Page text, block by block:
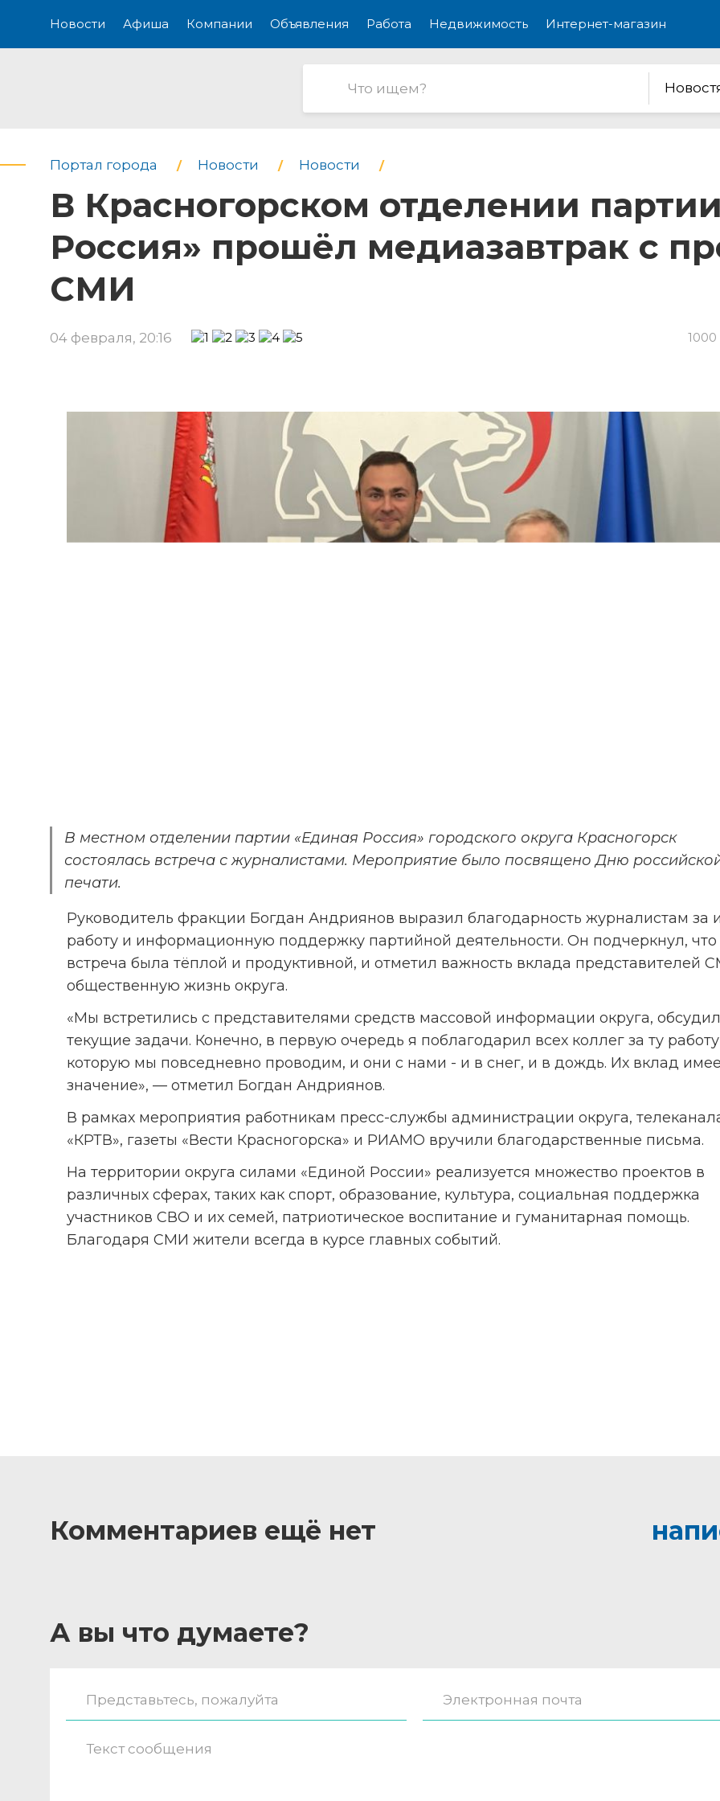
Новости Афиша Компании Объявления Работа Недвижимость Интернет-магазин
Портал города Новости Новости
В Красногорском отделении
Россия» прошёл медиазавтрак с
СМИ
04 февраля, 20:16 1000
В местном отделении партии «Единая Россия» городского округа Красногорск
состоялась встреча с журналистами. Мероприятие было посвящено Дню
печати.
Руководитель фракции Богдан Андриянов выразил благодарность журналистам за
работу и информационную поддержку партийной деятельности. Он подчеркнул, что
встреча была тёплой и продуктивной, и отметил важность вклада представителей
общественную жизнь округа.
«Мы встретились с представителями средств массовой информации округа,
текущие задачи. Конечно, в первую очередь я поблагодарил всех коллег за ту
которую мы повседневно проводим, и они с нами - и в снег, и в дождь. Их вклад
значение», — отметил Богдан Андриянов.
В рамках мероприятия работникам пресс-службы администрации округа,
«КРТВ», газеты «Вести Красногорска» и РИАМО вручили благодарственные письма.
На территории округа силами «Единой России» реализуется множество проектов в
различных сферах, таких как спорт, образование, культура, социальная поддержка
участников СВО и их семей, патриотическое воспитание и гуманитарная помощь.
Благодаря СМИ жители всегда в курсе главных событий.
Комментариев ещё нет
А вы что думаете?